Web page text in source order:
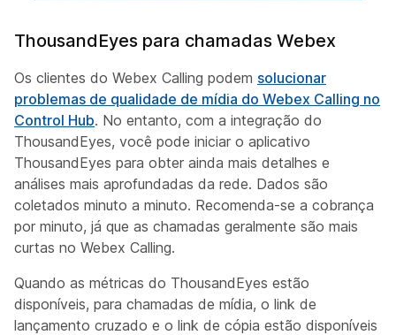
ThousandEyes para chamadas Webex
Os clientes do Webex Calling podem solucionar
problemas de qualidade de mídia do Webex Calling no
Control Hub. No entanto, com a integração do
ThousandEyes, você pode iniciar o aplicativo
ThousandEyes para obter ainda mais detalhes e
análises mais aprofundadas da rede. Dados são
coletados minuto a minuto. Recomenda-se a cobrança
por minuto, já que as chamadas geralmente são mais
curtas no Webex Calling.
Quando as métricas do ThousandEyes estão
disponíveis, para chamadas de mídia, o link de
lançamento cruzado e o link de cópia estão disponíveis